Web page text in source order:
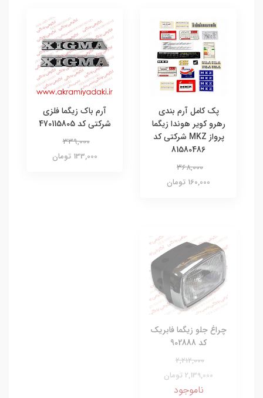
پک کامل آرم بندی
رهرو کویر هوندا زیگما
پرواز MKZ شرکتی کد
81580486
368,000
160,000 تومان
آرم باک زیگما فلزی
شرکتی کد 470115805
339,000
133,000 تومان
چراغ جلو زیگما فابریک
کد 902888
2,212,000
2,139,000 تومان
ناموجود